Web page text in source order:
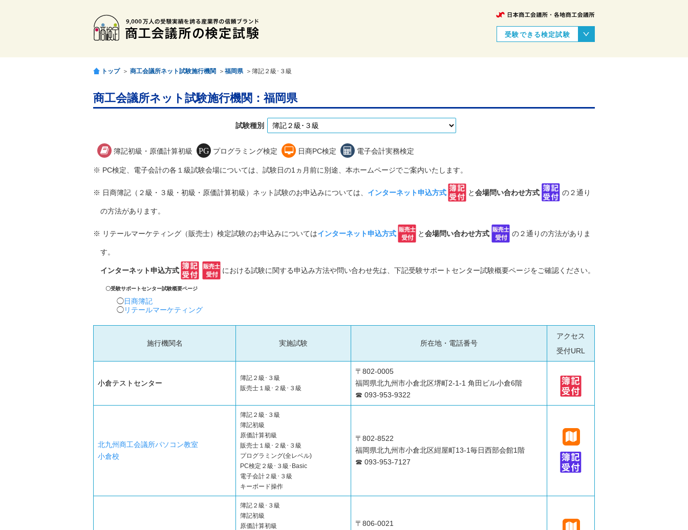
受験できる検定試験
トップ ＞ 商工会議所ネット試験施行機関 ＞ 福岡県 ＞簿記２級･３級
商工会議所ネット試験施行機関：福岡県
試験種別
簿記初級・原価計算初級 プログラミング検定 日商PC検定 電子会計実務検定
※ PC検定、電子会計の各１級試験会場については、試験日の1ヵ月前に別途、本ホームページでご案内いたします。
※ 日商簿記（２級・３級・初級・原価計算初級）ネット試験のお申込みについては、 インターネット申込方式 と会場問い合わせ方式 の２通り
の方法があります。
※ リテールマーケティング（販売士）検定試験のお申込みについてはインターネット申込方式 と会場問い合わせ方式 の２通りの方法がありま
す。
インターネット申込方式 における試験に関する申込み方法や問い合わせ先は、下記受験サポートセンター試験概要ページをご確認ください。
〇受験サポートセンター試験概要ページ
日商簿記
リテールマーケティング
施行機関名 実施試験 所在地・電話番号
アクセス
受付URL
小倉テストセンター
簿記２級･３級
販売士１級･２級･３級
〒802-0005
福岡県北九州市小倉北区堺町2-1-1 角田ビル小倉6階
☎ 093-953-9322
北九州商工会議所パソコン教室
小倉校
簿記２級･３級
簿記初級
原価計算初級
販売士１級･２級･３級
プログラミング(全レベル)
PC検定２級･３級･Basic
電子会計２級･３級
キーボード操作
〒802-8522
福岡県北九州市小倉北区紺屋町13-1毎日西部会館1階
☎ 093-953-7127
簿記２級･３級
簿記初級
原価計算初級
〒806-0021